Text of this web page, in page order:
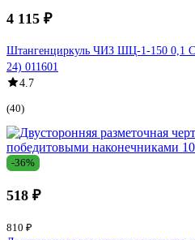
4 115 ₽
Штангенциркуль ЧИЗ ШЦ-1-150
24) 011601
4.7
(40)
-36%
518 ₽
810 ₽